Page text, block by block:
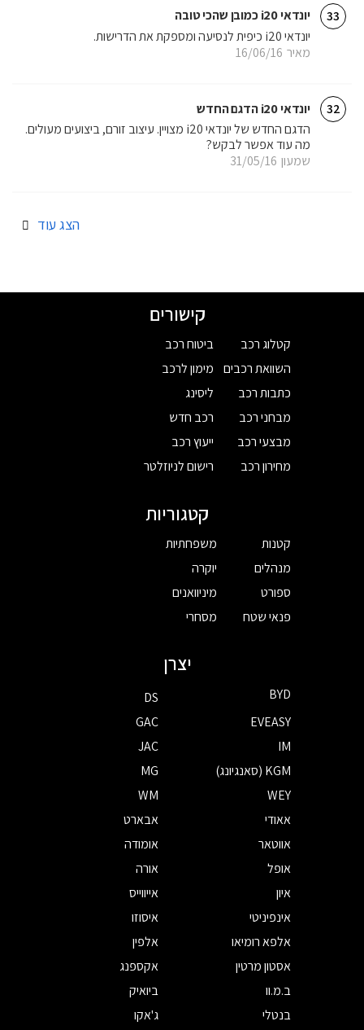
33 יונדאי i20 כמובן שהכי טובה
מאיר 16/06/16
יונדאי i20 כיפית לנסיעה ומספקת את הדרישות.
32 יונדאי i20 הדגם החדש
שמעון 31/05/16
הדגם החדש של יונדאי i20 מצויין. עיצוב זורם, ביצועים מעולים.
מה עוד אפשר לבקש?
הצג עוד
קישורים
קטלוג רכב
השוואת רכבים
כתבות רכב
מבחני רכב
מבצעי רכב
מחירון רכב
ביטוח רכב
מימון לרכב
ליסינג
רכב חדש
ייעוץ רכב
רישום לניוזלטר
קטגוריות
קטנות
מנהלים
ספורט
פנאי שטח
משפחתיות
יוקרה
מיניוואנים
מסחרי
יצרן
BYD
DS
EVEASY
GAC
IM
JAC
KGM (סאנגיונג)
MG
WEY
WM
אאודי
אבארט
אווטאר
אומודה
אופל
אורה
איון
אייווייס
אינפיניטי
איסוזו
אלפא רומיאו
אלפין
אסטון מרטין
אקספנג
ב.מ.וו
ביואיק
בנטלי
ג'אקו